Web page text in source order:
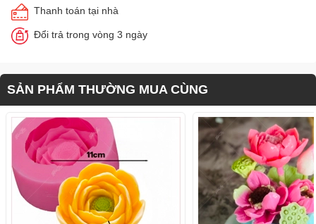
Thanh toán tại nhà
Đổi trả trong vòng 3 ngày
SẢN PHẨM THƯỜNG MUA CÙNG